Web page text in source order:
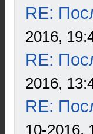
RE:
2016,
RE:
2016,
RE:
10-2016,